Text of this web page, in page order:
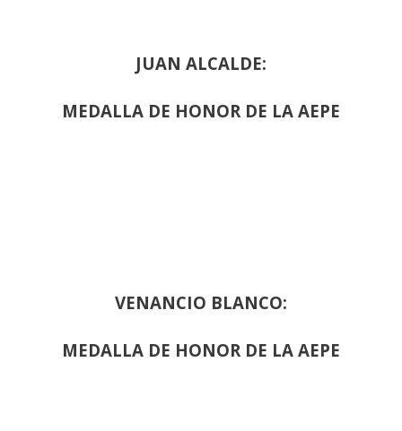
JUAN ALCALDE:
MEDALLA DE HONOR DE LA AEPE
VENANCIO BLANCO:
MEDALLA DE HONOR DE LA AEPE